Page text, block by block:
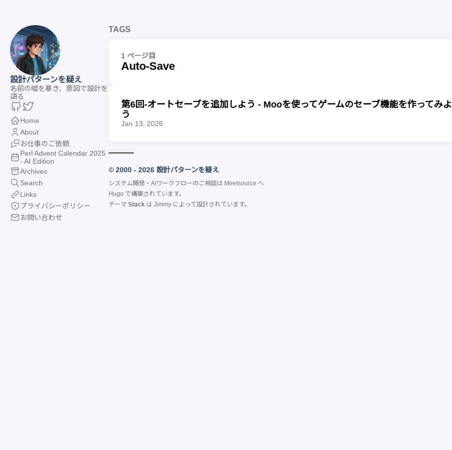
設計パターンを疑え
名前の嘘を暴き、意図で設計を
語る
Home
About
お仕事のご依頼
Perl Advent Calendar 2025
- AI Edition
Archives
Search
Links
プライバシーポリシー
お問い合わせ
TAGS
1 ページ目
Auto-Save
第6回-オートセーブを追加しよう - Mooを使ってゲームのセーブ機能を作ってみよ
う
Jan 13, 2026
© 2000 - 2026 設計パターンを疑え
システム開発・AIワークフローのご相談は Meetsource へ
Hugo で構築されています。
テーマ Stackは Jimmyによって設計されています。